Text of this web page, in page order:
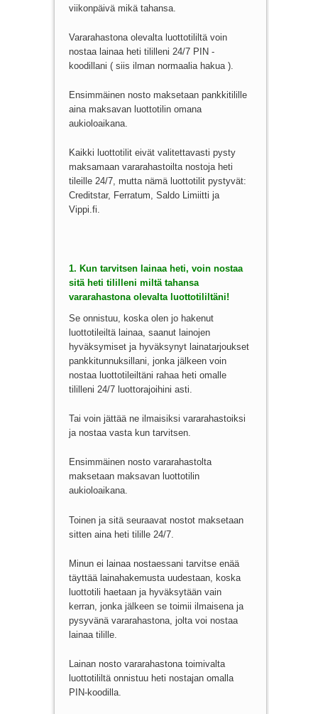
viikonpäivä mikä tahansa.
Vararahastona olevalta luottotililtä voin
nostaa lainaa heti tililleni 24/7 PIN -
koodillani ( siis ilman normaalia hakua ).
Ensimmäinen nosto maksetaan pankkitilille
aina maksavan luottotilin omana
aukioloaikana.
Kaikki luottotilit eivät valitettavasti pysty
maksamaan vararahastoilta nostoja heti
tileille 24/7, mutta nämä luottotilit pystyvät:
Creditstar, Ferratum, Saldo Limiitti ja
Vippi.fi.
1. Kun tarvitsen lainaa heti, voin nostaa
sitä heti tililleni miltä tahansa
vararahastona olevalta luottotililtäni!
Se onnistuu, koska olen jo hakenut
luottotileiltä lainaa, saanut lainojen
hyväksymiset ja hyväksynyt lainatarjoukset
pankkitunnuksillani, jonka jälkeen voin
nostaa luottotileiltäni rahaa heti omalle
tililleni 24/7 luottorajoihini asti.
Tai voin jättää ne ilmaisiksi vararahastoiksi
ja nostaa vasta kun tarvitsen.
Ensimmäinen nosto vararahastolta
maksetaan maksavan luottotilin
aukioloaikana.
Toinen ja sitä seuraavat nostot maksetaan
sitten aina heti tilille 24/7.
Minun ei lainaa nostaessani tarvitse enää
täyttää lainahakemusta uudestaan, koska
luottotili haetaan ja hyväksytään vain
kerran, jonka jälkeen se toimii ilmaisena ja
pysyvänä vararahastona, jolta voi nostaa
lainaa tilille.
Lainan nosto vararahastona toimivalta
luottotililtä onnistuu heti nostajan omalla
PIN-koodilla.